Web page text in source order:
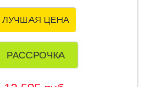
ЛУЧШАЯ ЦЕНА
РАССРОЧКА